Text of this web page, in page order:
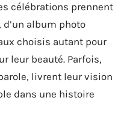
célébrations prennent
d’un album photo
choisis autant pour
leur beauté. Parfois,
livrent leur vision
dans une histoire